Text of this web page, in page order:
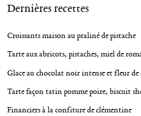
Dernières recettes
Croissants maison au praliné de pistache
Tarte aux abricots, pistaches, miel de
Glace au chocolat noir intense et fleur de
Tarte façon tatin pomme poire, biscuit
Financiers à la confiture de clémentine
v
i
g
a
t
i